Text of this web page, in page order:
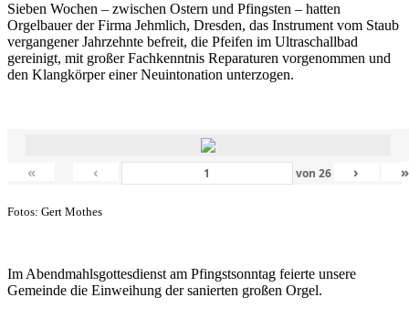
Sieben Wochen – zwischen Ostern und Pfingsten – hatten
Orgelbauer der Firma Jehmlich, Dresden, das Instrument vom Staub
vergangener Jahrzehnte befreit, die Pfeifen im Ultraschallbad
gereinigt, mit großer Fachkenntnis Reparaturen vorgenommen und
den Klangkörper einer Neuintonation unterzogen.
« ‹ von 26 › »
Fotos: Gert Mothes
Im Abendmahlsgottesdienst am Pfingstsonntag feierte unsere
Gemeinde die Einweihung der sanierten großen Orgel.